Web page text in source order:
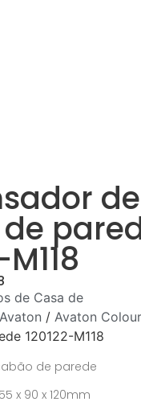
de
de Casa de
Avaton / Avaton
120122-M118
de parede
x 90 x 120mm